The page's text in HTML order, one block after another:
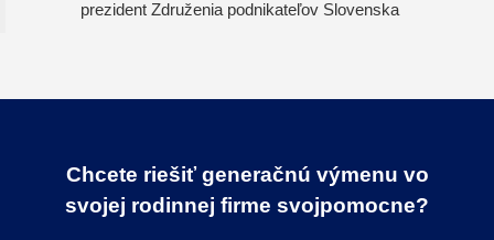
prezident Združenia podnikateľov Slovenska
Chcete riešiť generačnú výmenu vo
svojej rodinnej firme svojpomocne?